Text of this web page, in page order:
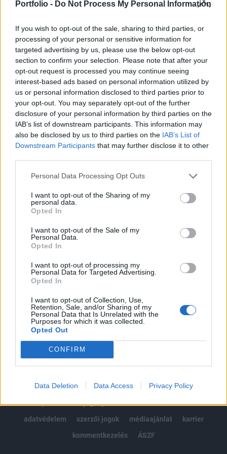
Portfolio - Do Not Process My Personal Information
If you wish to opt-out of the sale, sharing to third parties, or
processing of your personal or sensitive information for
targeted advertising by us, please use the below opt-out
section to confirm your selection. Please note that after your
opt-out request is processed you may continue seeing
interest-based ads based on personal information utilized by
us or personal information disclosed to third parties prior to
your opt-out. You may separately opt-out of the further
disclosure of your personal information by third parties on the
IAB’s list of downstream participants. This information may
also be disclosed by us to third parties on the IAB’s List of
Downstream Participants that may further disclose it to other
Personal Data Processing Opt Outs
I want to opt-out of the Sharing of my
personal data.
Opted In
I want to opt-out of the Sale of my
Personal Data.
Opted In
I want to opt-out of processing my
Personal Data for Targeted Advertising.
Opted In
I want to opt-out of Collection, Use,
Retention, Sale, and/or Sharing of my
Personal Data that Is Unrelated with the
Purposes for which it was collected.
Opted Out
CONFIRM
Data Deletion Data Access Privacy Policy
Nógrád Vármegyei Főügyészség kedden az MTI-
A vádirat szerint a 29 éves budapesti férfi terhére hét, 2021
májusában és júniusában elkövetett "unokázós" csalás
róható - írták a közleményben. A férfi társaival az ország
különböző pontjain hét, 72 és 88 év közötti embert csapott
be, valótlan történetekkel összesen mintegy 9,5 millió forint
értékben csalt ki tőlük készpénzt és ékszereket. A
cselekményeket...
KEDVES OLVASÓNK!
A keresett cikk a portfolio.hu hírarchívumához
tartozik, melynek olvasása előfizetéses
Az előfizetés a következőket tartalmazza:
Kötéslisták: BÉT elmúlt 2 év napon belüli
kötéslistái
Előfizetés
MÁR ELŐFIZETŐNK VAGY?BEJELENTKEZÉS
© 2026 Portfolio
impresszum
jogi nyilatkozat
süti beállítások
adatvédelem
szerzői jogok médiaajánlat
karrier
kommentkezelés
ÁSZF